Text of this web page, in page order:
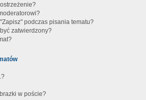
podczas pisania tematu?
zatwierdzony?
w poście?